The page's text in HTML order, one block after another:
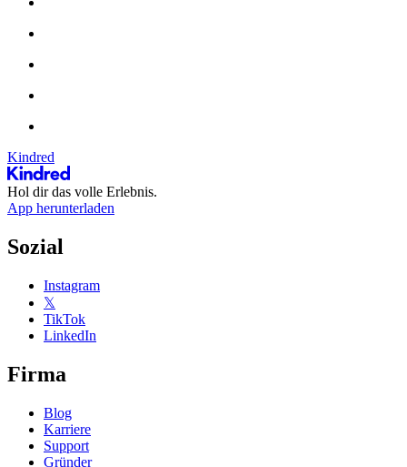
Kindred
Hol dir das volle Erlebnis.
App herunterladen
Sozial
Instagram
𝕏
TikTok
LinkedIn
Firma
Blog
Karriere
Support
Gründer